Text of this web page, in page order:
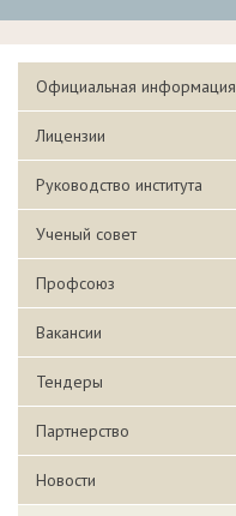
Официальная информация
Лицензии
Руководство института
Ученый совет
Профсоюз
Вакансии
Тендеры
Партнерство
Новости